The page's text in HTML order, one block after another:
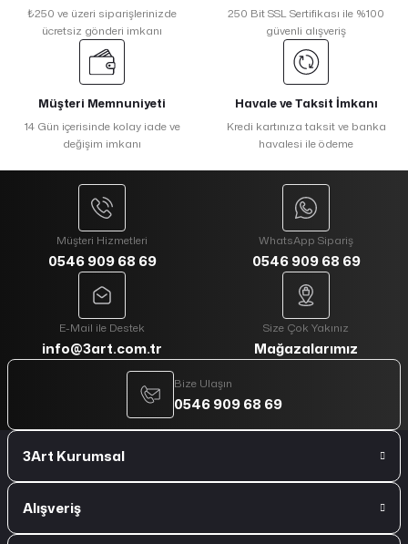
₺250 ve üzeri siparişlerinizde
ücretsiz gönderi imkanı
250 Bit SSL Sertifikası ile %100
güvenli alışveriş
Müşteri Memnuniyeti
14 Gün içerisinde kolay iade ve
değişim imkanı
Havale ve Taksit İmkanı
Kredi kartınıza taksit ve banka
havalesi ile ödeme
Müşteri Hizmetleri
0546 909 68 69
WhatsApp Sipariş
0546 909 68 69
E-Mail ile Destek
info@3art.com.tr
Size Çok Yakınız
Mağazalarımız
Bize Ulaşın
0546 909 68 69
3Art Kurumsal
Alışveriş